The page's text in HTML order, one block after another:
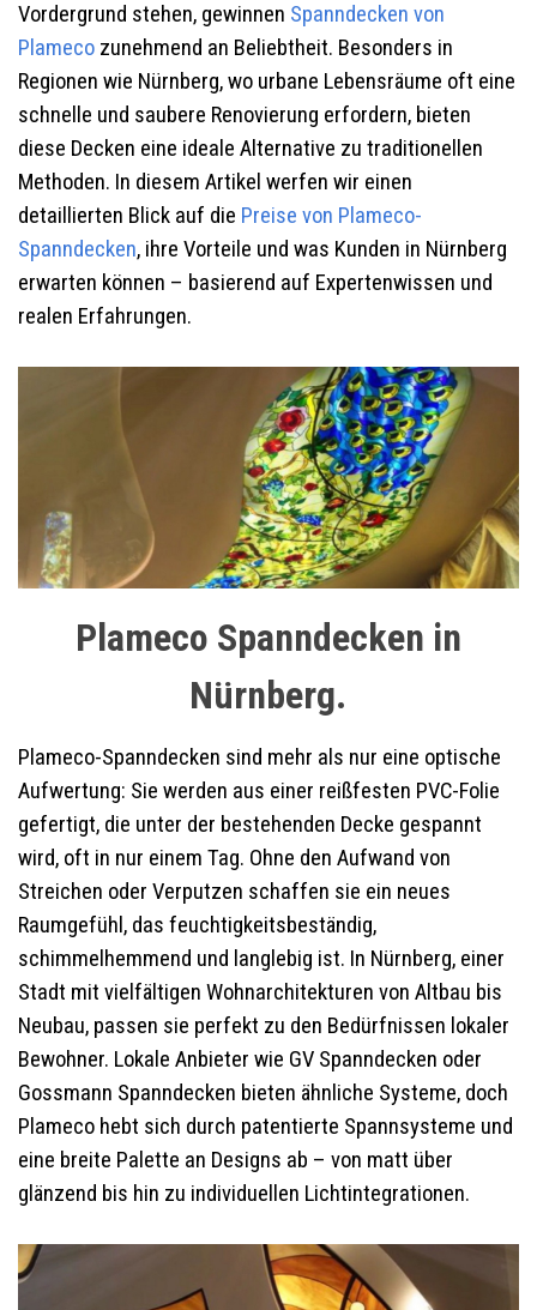
Vordergrund stehen, gewinnen Spanndecken von
Plameco zunehmend an Beliebtheit. Besonders in
Regionen wie Nürnberg, wo urbane Lebensräume oft eine
schnelle und saubere Renovierung erfordern, bieten
diese Decken eine ideale Alternative zu traditionellen
Methoden. In diesem Artikel werfen wir einen
detaillierten Blick auf die Preise von Plameco-
Spanndecken, ihre Vorteile und was Kunden in Nürnberg
erwarten können – basierend auf Expertenwissen und
realen Erfahrungen.
Plameco Spanndecken in
Nürnberg.
Plameco-Spanndecken sind mehr als nur eine optische
Aufwertung: Sie werden aus einer reißfesten PVC-Folie
gefertigt, die unter der bestehenden Decke gespannt
wird, oft in nur einem Tag. Ohne den Aufwand von
Streichen oder Verputzen schaffen sie ein neues
Raumgefühl, das feuchtigkeitsbeständig,
schimmelhemmend und langlebig ist. In Nürnberg, einer
Stadt mit vielfältigen Wohnarchitekturen von Altbau bis
Neubau, passen sie perfekt zu den Bedürfnissen lokaler
Bewohner. Lokale Anbieter wie GV Spanndecken oder
Gossmann Spanndecken bieten ähnliche Systeme, doch
Plameco hebt sich durch patentierte Spannsysteme und
eine breite Palette an Designs ab – von matt über
glänzend bis hin zu individuellen Lichtintegrationen.